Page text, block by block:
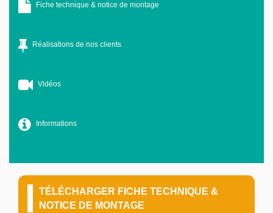
Fiche technique & notice de montage
Réalisations de nos clients
Vidéos
Informations
TÉLÉCHARGER FICHE TECHNIQUE &
NOTICE DE MONTAGE